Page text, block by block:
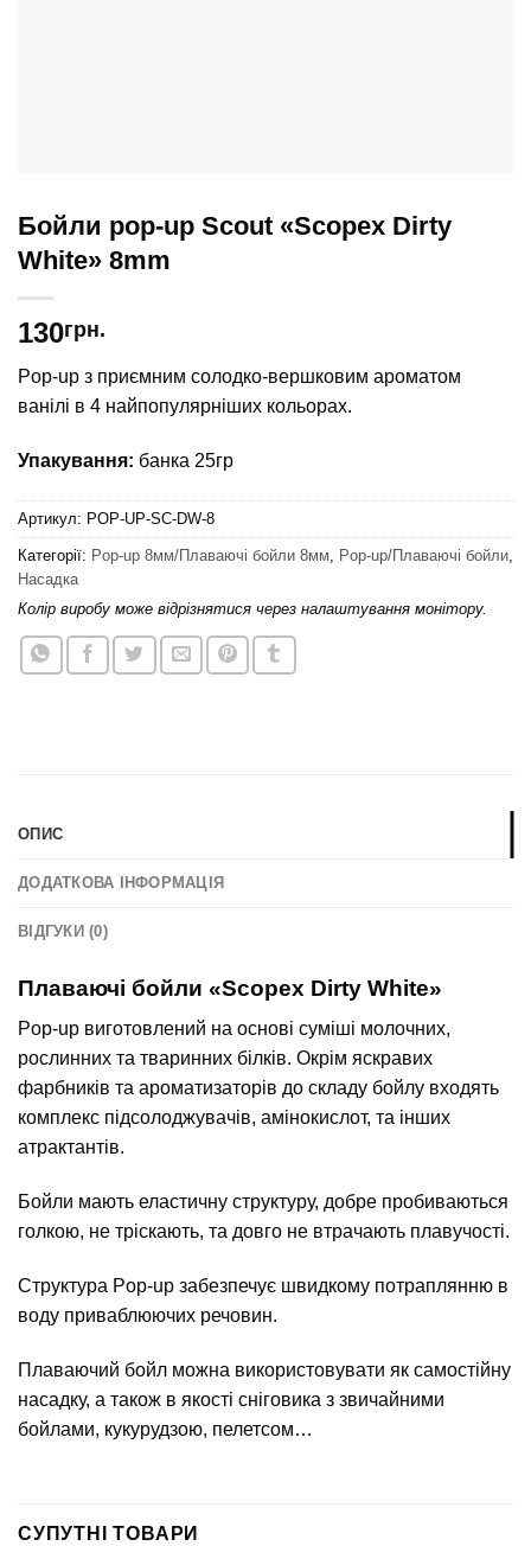
Бойли pop-up Scout «Scopex Dirty
White» 8mm
130грн.
Pop-up з приємним солодко-вершковим ароматом
ванілі в 4 найпопулярніших кольорах.
Упакування: банка 25гр
Артикул: POP-UP-SC-DW-8
Категорії: Pop-up 8мм/Плаваючі бойли 8мм Pop-up/Плаваючі бойли
Насадка
Колір виробу може відрізнятися через налаштування монітору.
ОПИС
ДОДАТКОВА ІНФОРМАЦІЯ
ВІДГУКИ (0)
Плаваючі бойли «Scopex Dirty White»
Pop-up виготовлений на основі суміші молочних,
рослинних та тваринних білків. Окрім яскравих
фарбників та ароматизаторів до складу бойлу входять
комплекс підсолоджувачів, амінокислот, та інших
атрактантів.
Бойли мають еластичну структуру, добре пробиваються
голкою, не тріскають, та довго не втрачають плавучості.
Структура Pop-up забезпечує швидкому потраплянню в
воду приваблюючих речовин.
Плаваючий бойл можна використовувати як самостійну
насадку, а також в якості сніговика з звичайними
бойлами, кукурудзою, пелетсом…
СУПУТНІ ТОВАРИ